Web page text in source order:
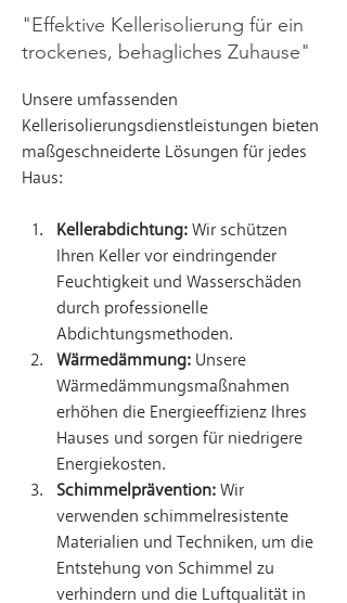
"Effektive Kellerisolierung für ein
trockenes, behagliches Zuhause"
Unsere umfassenden
Kellerisolierungsdienstleistungen bieten
maßgeschneiderte Lösungen für jedes
Haus:
Kellerabdichtung: Wir schützen
Ihren Keller vor eindringender
Feuchtigkeit und Wasserschäden
durch professionelle
Abdichtungsmethoden.
Wärmedämmung: Unsere
Wärmedämmungsmaßnahmen
erhöhen die Energieeffizienz Ihres
Hauses und sorgen für niedrigere
Energiekosten.
Schimmelprävention: Wir
verwenden schimmelresistente
Materialien und Techniken, um die
Entstehung von Schimmel zu
verhindern und die Luftqualität in